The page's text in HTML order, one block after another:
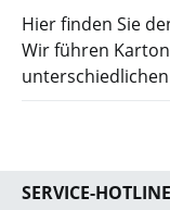
Hier finden Sie
Wir führen
SERVICE-HOTLINE